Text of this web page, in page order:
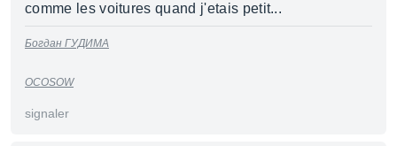
comme les voitures quand j'etais petit...
Богдан ГУДИМА
OCOSOW
signaler